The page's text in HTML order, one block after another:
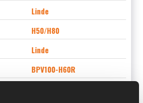
Linde
H50/H80
Linde
BPV100-H60R